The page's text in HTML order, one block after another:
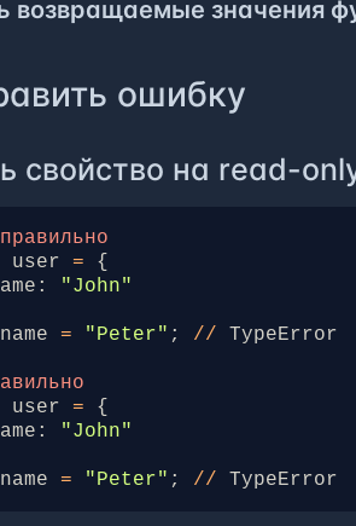
возвращаемые значения
ошибку
свойство на read-
user =
{
:
"John"
name = "Peter" ; // TypeError
user =
{
:
"John"
name = "Peter" ; // TypeError